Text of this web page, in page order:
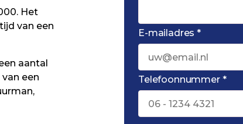
Het
van een
aantal
een
E-mailadres *
Telefoonnummer *